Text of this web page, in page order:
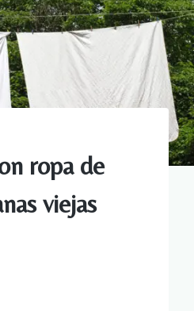
ropa de
viejas